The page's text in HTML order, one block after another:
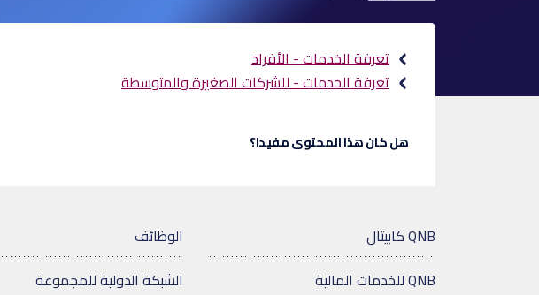
تعرفة الخدمات - الأفراد
تعرفة الخدمات - للشركات الصغيرة والمتوسطة
هل كان هذا المحتوى مفيدا؟
QNB كابيتال
QNB للخدمات المالية
الوظائف
الشبكة الدولية للمجموعة